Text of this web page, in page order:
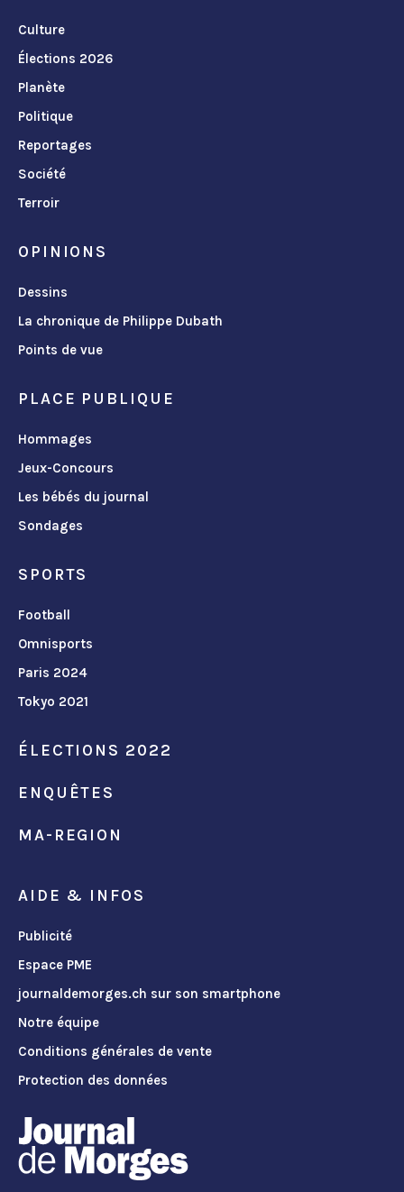
Culture
Élections 2026
Planète
Politique
Reportages
Société
Terroir
OPINIONS
Dessins
La chronique de Philippe Dubath
Points de vue
PLACE PUBLIQUE
Hommages
Jeux-Concours
Les bébés du journal
Sondages
SPORTS
Football
Omnisports
Paris 2024
Tokyo 2021
ÉLECTIONS 2022
ENQUÊTES
MA-REGION
AIDE & INFOS
Publicité
Espace PME
journaldemorges.ch sur son smartphone
Notre équipe
Conditions générales de vente
Protection des données